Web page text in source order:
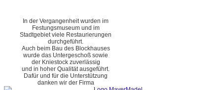
In der Vergangenheit wurden im
Festungsmuseum und im
Stadtgebiet viele Restaurierungen
durchgeführt.
Auch beim Bau des Blockhauses
wurde das Untergeschoß sowie
der Kniestock zuverlässig
und in hoher Qualität ausgeführt.
Dafür und für die Unterstützung
danken wir der Firma